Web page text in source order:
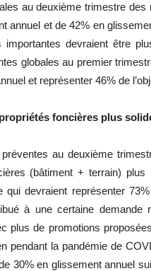
au deuxième trimestre
annuel et de42% en
importantes devraient être
globales au premier
et représenter 46% de
foncières plus
préventes au deuxième
(bâtiment + terrain) plus
qui devraient représenter73%
à une certaine demande
plus de promotions
pendant la pandémie de
30%en glissement annuel